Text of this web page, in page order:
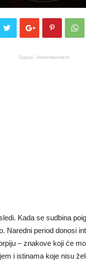
Oglasi - Advertisement
Kada se sudbina
Naredni period donosi
– znakove koji će
i istinama koje nisu